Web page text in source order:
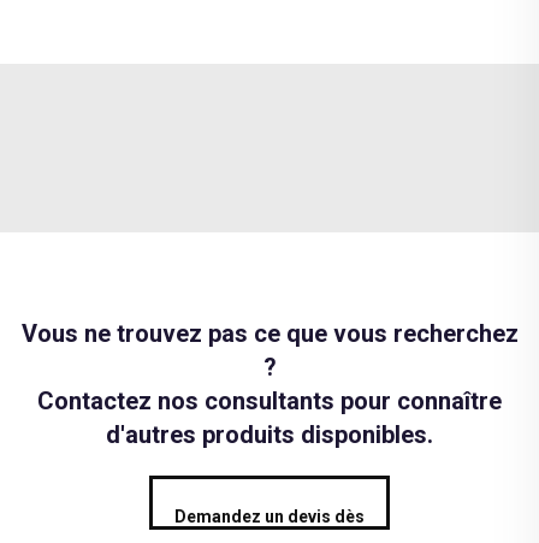
Vous ne trouvez pas ce que vous recherchez
?
Contactez nos consultants pour connaître
d'autres produits disponibles.
Demandez un devis dès